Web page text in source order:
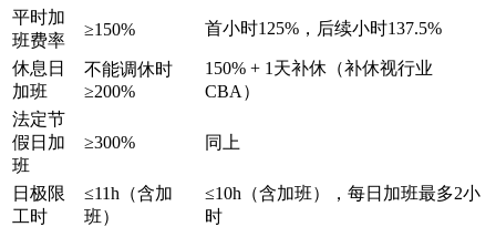
平时加
班费率
≥150% 首小时125%，后续小时137.5%
休息日
加班
不能调休时
≥200%
150% + 1天补休（补休视行业
CBA）
法定节
假日加
班
≥300% 同上
日极限
工时
≤11h（含加
班）
≤10h（含加班），每日加班最多2小
时